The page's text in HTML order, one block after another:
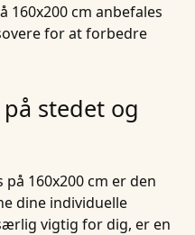
160x200 cm anbefales
for at forbedre
stedet og
160x200 cm er den
dine individuelle
vigtig for dig, er en